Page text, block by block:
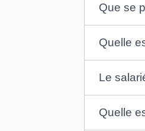
Que se
Quelle
Le
Quelle